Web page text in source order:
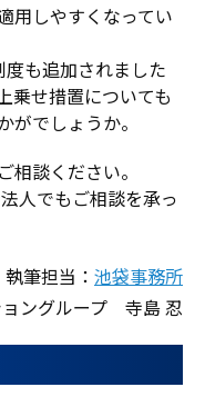
用しやすくなってい
も追加されました
乗せ措置についても
でしょうか。
談ください。
人でもご相談を承っ
執筆担当： 池袋事務所
ングループ 寺島 忍